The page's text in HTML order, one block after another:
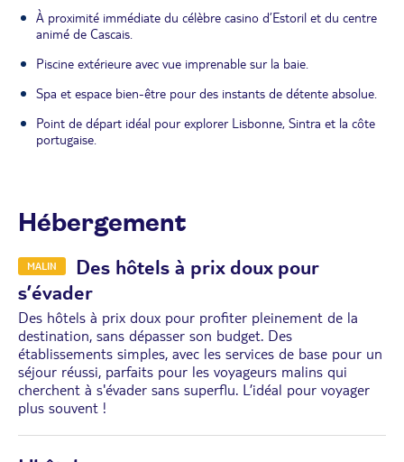
À proximité immédiate du célèbre casino d’Estoril et du centre
animé de Cascais.
Piscine extérieure avec vue imprenable sur la baie.
Spa et espace bien-être pour des instants de détente absolue.
Point de départ idéal pour explorer Lisbonne, Sintra et la côte
portugaise.
Hébergement
MALIN
Des hôtels à prix doux pour
s’évader
Des hôtels à prix doux pour profiter pleinement de la
destination, sans dépasser son budget. Des
établissements simples, avec les services de base pour un
séjour réussi, parfaits pour les voyageurs malins qui
cherchent à s'évader sans superflu. L’idéal pour voyager
plus souvent !